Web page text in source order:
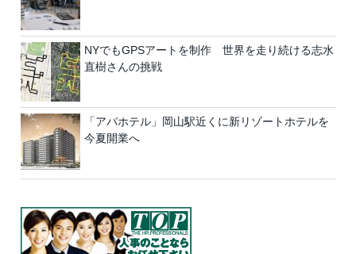
NYでもGPSアートを制作 世界を走り続ける志水
直樹さんの挑戦
「アパホテル」岡山駅近くに新リゾートホテルを
今夏開業へ